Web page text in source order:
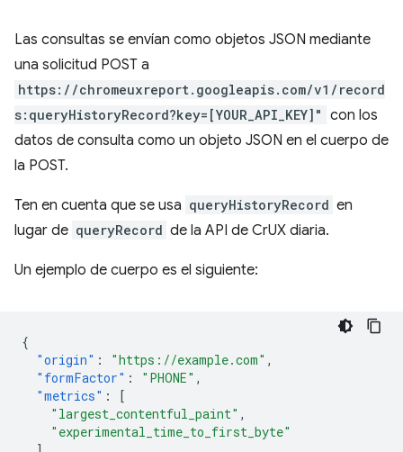
Las consultas se envían como objetos JSON mediante
una solicitud POST a
https://chromeuxreport.googleapis.com/v1/record
s:queryHistoryRecord?key=[YOUR_API_KEY]" con los
datos de consulta como un objeto JSON en el cuerpo de
la POST.
Ten en cuenta que se usa queryHistoryRecord en
lugar de queryRecord de la API de CrUX diaria.
Un ejemplo de cuerpo es el siguiente:
{
"origin" : "https://example.com" ,
"formFactor" : "PHONE" ,
"metrics" :
[
"largest_contentful_paint" ,
"experimental_time_to_first_byte"